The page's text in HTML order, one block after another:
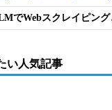
でWebスクレイピン
い人気記事